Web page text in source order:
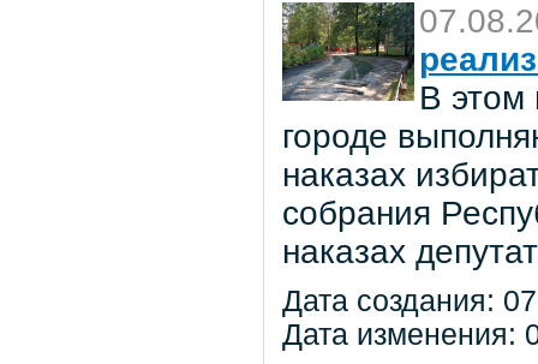
В этом
городе
наказах
собрания
наказах
Дата создания:
Дата изменения: